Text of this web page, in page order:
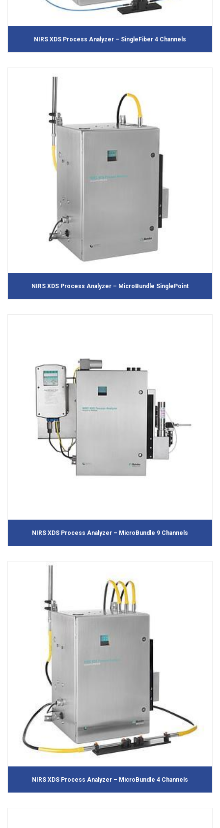
NIRS XDS Process Analyzer – SingleFiber 4 Channels
NIRS XDS Process Analyzer – MicroBundle SinglePoint
NIRS XDS Process Analyzer – MicroBundle 9 Channels
NIRS XDS Process Analyzer – MicroBundle 4 Channels